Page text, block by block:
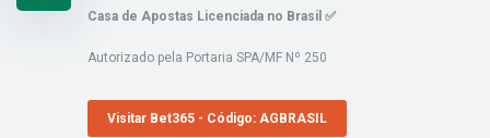
Casa de Apostas Licenciada no Brasil ✅
Autorizado pela Portaria SPA/MF Nº 250
Visitar Bet365 - Código: AGBRASIL